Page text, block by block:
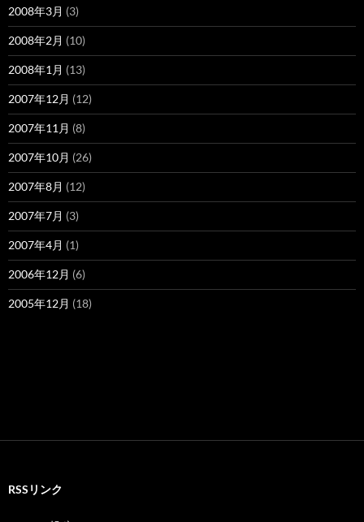
2008年3月 (3)
2008年2月 (10)
2008年1月 (13)
2007年12月 (12)
2007年11月 (8)
2007年10月 (26)
2007年8月 (12)
2007年7月 (3)
2007年4月 (1)
2006年12月 (6)
2005年12月 (18)
RSSリンク